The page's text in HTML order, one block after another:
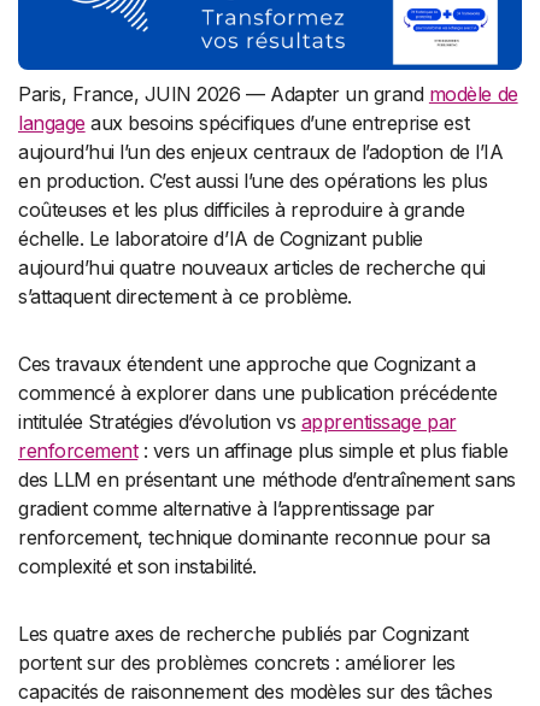
Paris, France, JUIN 2026 — Adapter un grand modèle de
langage aux besoins spécifiques d’une entreprise est
aujourd’hui l’un des enjeux centraux de l’adoption de l’IA
en production. C’est aussi l’une des opérations les plus
coûteuses et les plus difficiles à reproduire à grande
échelle. Le laboratoire d’IA de Cognizant publie
aujourd’hui quatre nouveaux articles de recherche qui
s’attaquent directement à ce problème.
Ces travaux étendent une approche que Cognizant a
commencé à explorer dans une publication précédente
intitulée Stratégies d’évolution vs apprentissage par
renforcement: vers un affinage plus simple et plus fiable
des LLM en présentant une méthode d’entraînement sans
gradient comme alternative à l’apprentissage par
renforcement, technique dominante reconnue pour sa
complexité et son instabilité.
Les quatre axes de recherche publiés par Cognizant
portent sur des problèmes concrets : améliorer les
capacités de raisonnement des modèles sur des tâches